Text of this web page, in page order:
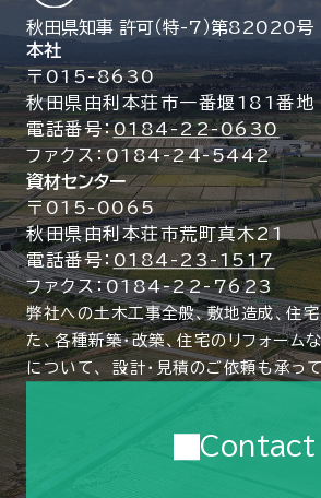
秋田県知事 許可（特-7）第82020号
本社
〒015-8630
秋田県由利本荘市一番堰181番地
電話番号：0184-22-0630
ファクス：0184-24-5442
資材センター
〒015-0065
秋田県由利本荘市荒町真木21
電話番号： 0184-23-1517
ファクス：0184-22-7623
弊社への土木工事全般、敷地造成、住宅
た、各種新築・改築、住宅のリフォーム
について、
設計・見積のご依頼も承っ
Contact